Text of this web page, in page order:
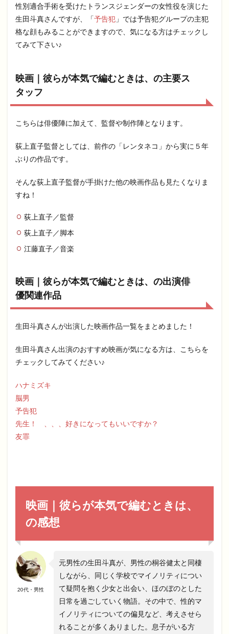
性別適合手術を受けたトランスジェンダーの女性役を演じた
生田斗真さんですが、「予告犯 」では予告犯グループの主犯
格な顔もみることができますので、気になる方はチェックし
てみて下さい♪
映画｜彼らが本気で編むときは、の主要ス
タッフ
こちらは俳優陣に加えて、監督や制作陣となります。
荻上直子監督としては、前作の「レンタネコ」から実に５年
ぶりの作品です。
そんな荻上直子監督が手掛けた他の映画作品も見たくなりま
すね！
荻上直子／監督
荻上直子／脚本
江藤直子／音楽
映画｜彼らが本気で編むときは、の出演俳
優関連作品
生田斗真さんが出演した映画作品一覧をまとめました！
生田斗真さん出演のおすすめ映画が気になる方は、こちらを
チェックしてみてください♪
ハナミズキ
脳男
予告犯
先生！ 、、、好きになってもいいですか？
友罪
映画｜彼らが本気で編むときは、
の感想
20代・男性
元男性の生田斗真が、男性の桐谷健太と同棲
しながら、同じく学校でマイノリティについ
て疑問を抱く少女と出会い、ほのぼのとした
日常を過ごしていく物語。その中で、性的マ
イノリティについての偏見など、考えさせら
れることが多くありました。息子がいる方